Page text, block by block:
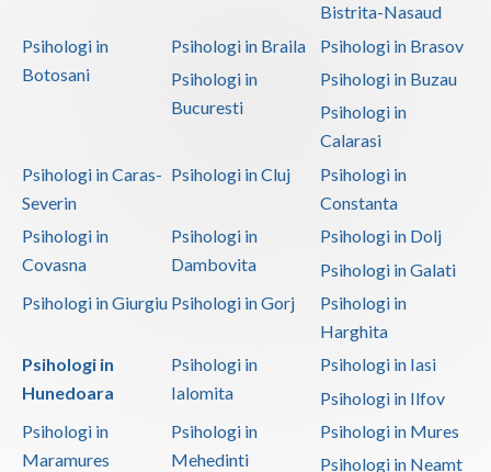
Bistrita-Nasaud
Psihologi in
Botosani
Psihologi in Braila
Psihologi in Brasov
Psihologi in
Bucuresti
Psihologi in Buzau
Psihologi in
Calarasi
Psihologi in Caras-
Severin
Psihologi in Cluj
Psihologi in
Constanta
Psihologi in
Covasna
Psihologi in
Dambovita
Psihologi in Dolj
Psihologi in Galati
Psihologi in Giurgiu Psihologi in Gorj
Psihologi in
Harghita
Psihologi in
Hunedoara
Psihologi in
Ialomita
Psihologi in Iasi
Psihologi in Ilfov
Psihologi in
Maramures
Psihologi in
Mehedinti
Psihologi in Mures
Psihologi in Neamt